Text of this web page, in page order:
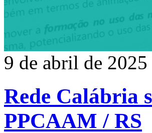
9 de abril de 2025
Rede Calábria
PPCAAM / RS